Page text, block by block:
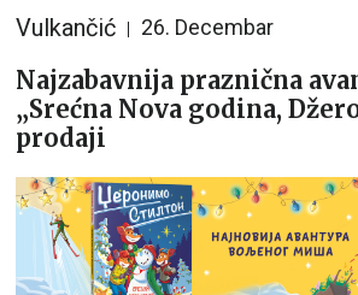
Vulkančić 26. Decembar
Najzabavnija praznična
„Srećna Nova godina,
prodaji